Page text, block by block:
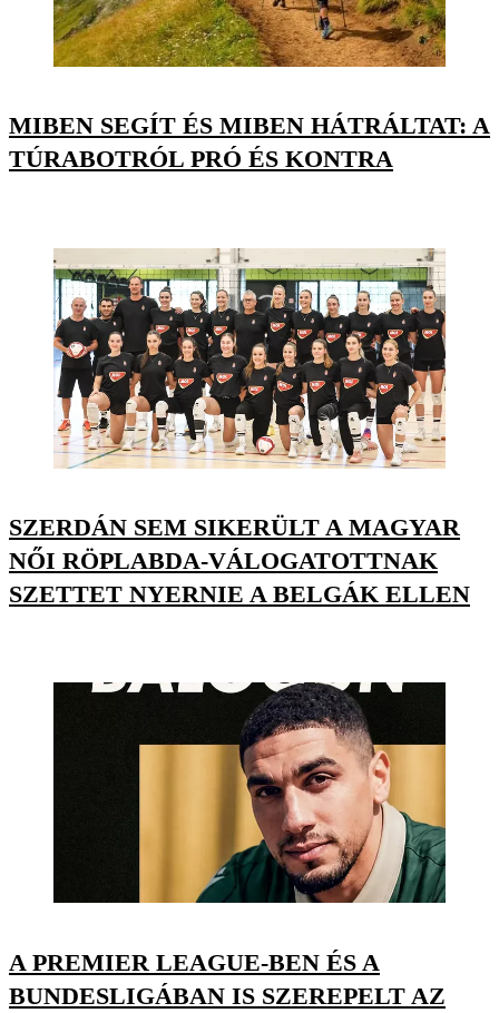
MIBEN SEGÍT ÉS MIBEN HÁTRÁLTAT: A
TÚRABOTRÓL PRÓ ÉS KONTRA
SZERDÁN SEM SIKERÜLT A MAGYAR
NŐI RÖPLABDA-VÁLOGATOTTNAK
SZETTET NYERNIE A BELGÁK ELLEN
A PREMIER LEAGUE-BEN ÉS A
BUNDESLIGÁBAN IS SZEREPELT AZ